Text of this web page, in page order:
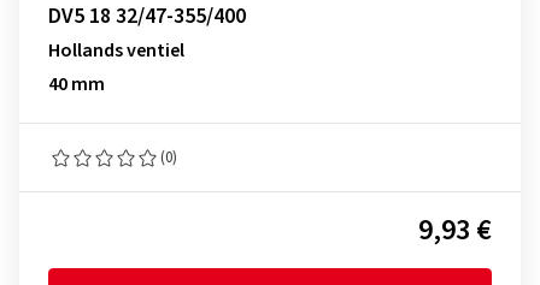
DV5 18 32/47-355/400
Hollands ventiel
40 mm
(0)
9,93 €